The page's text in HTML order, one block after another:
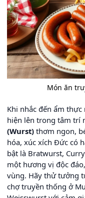
Món ăn
Khi nhắc đến ẩm
hiện lên trong tâm trí
(Wurst) thơm ngon,
hóa, xúc xích Đức có
bật là Bratwurst,
một hương vị độc
vùng. Hãy thử tưởng
chợ truyền thống ở